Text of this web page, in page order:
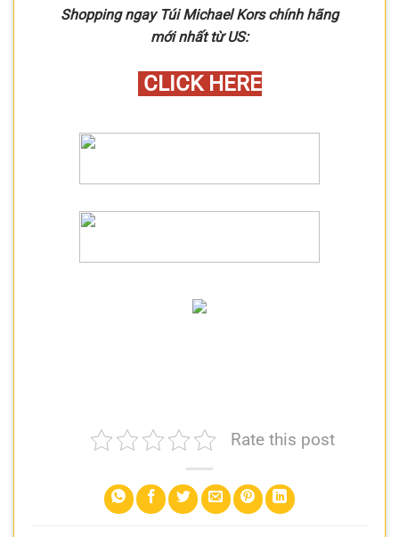
Shopping ngay Túi Michael Kors chính hãng
mới nhất từ US:
CLICK HERE
Rate this post